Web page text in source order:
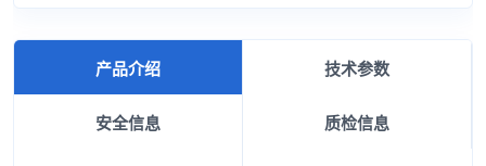
产品介绍 技术参数
安全信息 质检信息